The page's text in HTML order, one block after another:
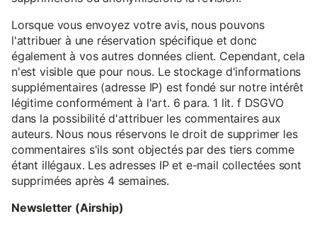
Lorsque vous envoyez votre avis, nous pouvons
l'attribuer à une réservation spécifique et donc
également à vos autres données client. Cependant, cela
n'est visible que pour nous. Le stockage d'informations
supplémentaires (adresse IP) est fondé sur notre intérêt
légitime conformément à l'art. 6 para. 1 lit. f DSGVO
dans la possibilité d'attribuer les commentaires aux
auteurs. Nous nous réservons le droit de supprimer les
commentaires s'ils sont objectés par des tiers comme
étant illégaux. Les adresses IP et e-mail collectées sont
supprimées après 4 semaines.
Newsletter (Airship)